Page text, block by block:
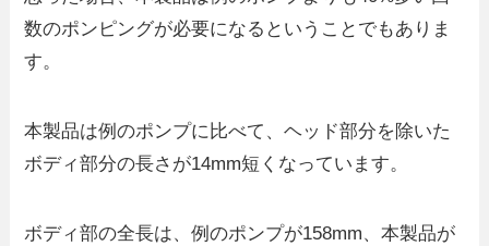
数のポンピングが必要になるということでもありま
す。
本製品は例のポンプに比べて、ヘッド部分を除いた
ボディ部分の長さが14mm短くなっています。
ボディ部の全長は、例のポンプが158mm、本製品が